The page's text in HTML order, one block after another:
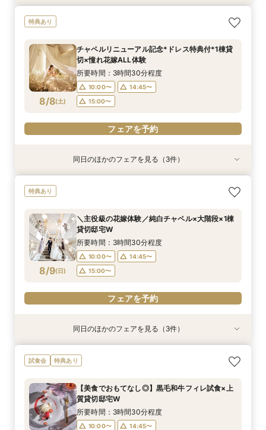
8/7(金)
＼お料理重視の方◎／当館自慢の絶品試食×個別
12:00〜
13:00〜
15:00〜
フェアを予約
8/7(金)
【平日限定開催】全館貸切体感見学×当館シェフ
12:00〜
13:00〜
15:00〜
フェアを予約
特典あり
8/8(土)
チャペルリニューアル記念*ドレス特典付*1棟貸
切×憧れ花嫁ALL体験
所要時間：3時間30分程度
10:00〜
14:45〜
15:00〜
フェアを予約
8/8(土)
【比較検討におすすめ】1棟貸切体験×緑溢れる開
10:00〜
15:00〜
フェアを予約
特典あり
8/8(土)
【美食でおもてなし◎】黒毛和牛フィレ試食×上
10:00〜
15:00〜
フェアを予約
8/8(土)
【初見学に◎】最大110万優待*全館貸切＆緑の絶
10:00〜
15:00〜
フェアを予約
同日のほかのフェアを見る（3件）
特典あり
8/9(日)
＼主役級の花嫁体験／純白チャペル×大階段×1棟
貸切邸宅W
所要時間：3時間30分程度
10:00〜
14:45〜
15:00〜
フェアを予約
8/9 ( 日)
【比較検討におすすめ】1棟貸切体験×緑溢れる開
放テラス
10:00〜
15:00〜
特典あり
8/9 ( 日)
【美食でおもてなし◎】黒毛和牛フィレ試食×上
質貸切邸宅W
10:00〜
15:00〜
8/9 ( 日)
【初見学◎】ファーストステップ相談×全館貸切
W
10:00〜
15:00〜
同日のほかのフェアを見る（3件）
試食会 特典あり
【美食でおもてなし◎】黒毛和牛フィレ試食×上
質貸切邸宅W
所要時間：3時間30分程度
10:00〜
14:45〜